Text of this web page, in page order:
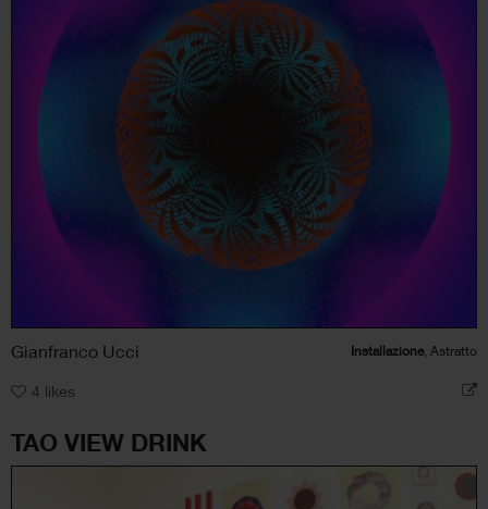
Gianfranco Ucci Installazione, Astratto
4 likes
TAO VIEW DRINK